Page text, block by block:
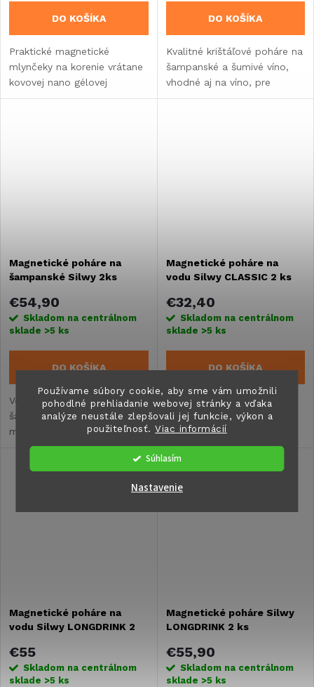
Používame súbory cookie, aby sme vám umožnili
pohodlné prehliadanie webovej stránky a vďaka
analýze neustále zlepšovali jej funkcie, výkon a
použiteľnosť.Viac informácií
Súhlasím
Nastavenie
DO KOŠÍKA
Praktické magnetické
mlynčeky na korenie vrátane
kovovej nano gélovej
podložky čiernej farby.
DO KOŠÍKA
Kvalitné krištáľové poháre na
šampanské a šumivé víno,
vhodné aj na víno, pre
dokonalý večer v karavane.
Magnetické poháre na
šampanské Silwy 2ks
€54,90
Skladom na centrálnom
sklade >5 ks
DO KOŠÍKA
Veľmi stabilný pohár na
šampanské v nádhernom
modernom dizajne.
Magnetické poháre na
vodu Silwy CLASSIC 2 ks
€32,40
Skladom na centrálnom
sklade >5 ks
DO KOŠÍKA
Vysoko kvalitné magnetické
poháre na vodu CLASSIC.
Magnetické poháre na
vodu Silwy LONGDRINK 2
€55
Skladom na centrálnom
sklade >5 ks
Magnetické poháre Silwy
LONGDRINK 2 ks
€55,90
Skladom na centrálnom
sklade >5 ks